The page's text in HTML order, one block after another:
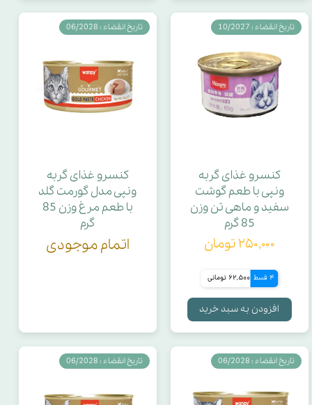
کنسرو غذای گربه
ونپی با طعم گوشت
سفید و ماهی تن وزن
85 گرم
۲۵۰,۰۰۰ تومان
4 قسط 62,500 تومانی
افزودن به سبد خرید
تاریخ انقضاء : 10/2027
کنسرو غذای گربه
ونپی مدل گورمت گلد
با طعم مرغ وزن 85
گرم
اتمام موجودی
تاریخ انقضاء : 06/2028
تاریخ انقضاء : 06/2028 تاریخ انقضاء : 06/2028